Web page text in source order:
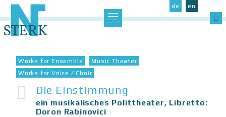
de en
Catalog of Works
Concerts
Articles, Reviews & Texts
Works for Ensemble
Music Theater
Works for Voice / Choir
Die Einstimmung
ein musikalisches Polittheater, Libretto:
Doron Rabinovici
the left Aside section